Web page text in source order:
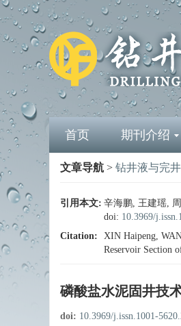
首页 期刊介绍
文章导航 > 钻井液与完
引用本文: 辛海鹏, 王建瑶,
doi: 10.3969/
Citation:
XIN Haipeng,
Reservoir Section
磷酸盐水泥固井技
doi: 10.3969/j.issn.1001-